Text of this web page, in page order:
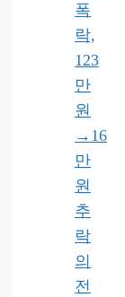
폭
락,
123
만
원
→16
만
원
추
락
의
전